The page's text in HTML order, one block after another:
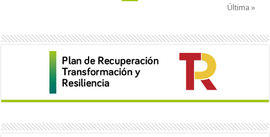
Última »